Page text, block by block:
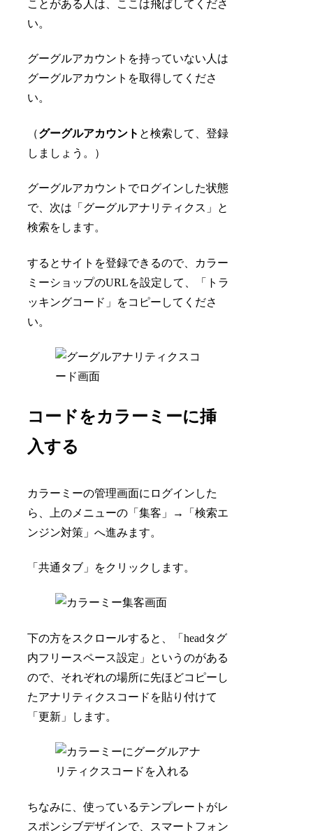
ことがある人は、ここは飛ばしてくださ
い。
グーグルアカウントを持っていない人は
グーグルアカウントを取得してくださ
い。
（グーグルアカウント と検索して、登録
しましょう。）
グーグルアカウントでログインした状態
で、次は「グーグルアナリティクス」と
検索をします。
するとサイトを登録できるので、カラー
ミーショップのURLを設定して、「トラ
ッキングコード」をコピーしてくださ
い。
コードをカラーミーに挿
入する
カラーミーの管理画面にログインした
ら、上のメニューの「集客」→「検索エ
ンジン対策」へ進みます。
「共通タブ」をクリックします。
下の方をスクロールすると、「headタグ
内フリースペース設定」というのがある
ので、それぞれの場所に先ほどコピーし
たアナリティクスコードを貼り付けて
「更新」します。
ちなみに、使っているテンプレートがレ
スポンシブデザインで、スマートフォン